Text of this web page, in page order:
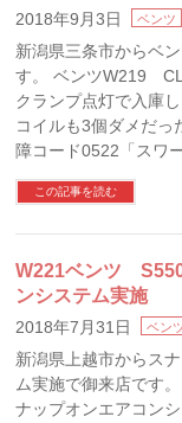
2018年9月3日 ベンツ
新潟県三条市からベ
す。 ベンツW219
クランプ点灯で入庫
コイルも3個ダメだっ
障コード0522「スワ
この記事を読む
W221ベンツ
ンシステム実施
2018年7月31日 ベン
新潟県上越市からス
ム実施で御来店です
ナップオンエアコン